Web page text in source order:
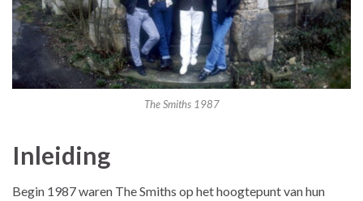
The Smiths 1987
Inleiding
Begin 1987 waren The Smiths op het hoogtepunt van hun